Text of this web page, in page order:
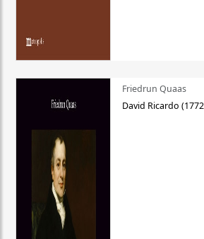
Friedrun Quaas
David Ricardo